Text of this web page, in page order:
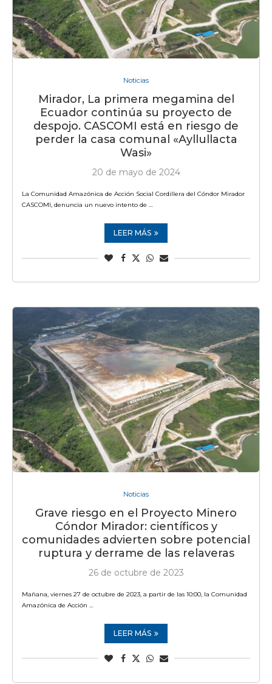
Noticias
Mirador, La primera megamina del
Ecuador continúa su proyecto de
despojo. CASCOMI está en riesgo de
perder la casa comunal «Ayllullacta
Wasi»
20 de mayo de 2024
La Comunidad Amazónica de Acción Social Cordillera del Cóndor Mirador
CASCOMI, denuncia un nuevo intento de …
LEER MÁS
Noticias
Grave riesgo en el Proyecto Minero
Cóndor Mirador: científicos y
comunidades advierten sobre potencial
ruptura y derrame de las relaveras
26 de octubre de 2023
Mañana, viernes 27 de octubre de 2023, a partir de las 10:00, la Comunidad
Amazónica de Acción …
LEER MÁS